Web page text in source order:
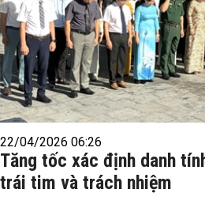
22/04/2026 06:26
Tăng tốc xác định danh
trái tim và trách nhiệm